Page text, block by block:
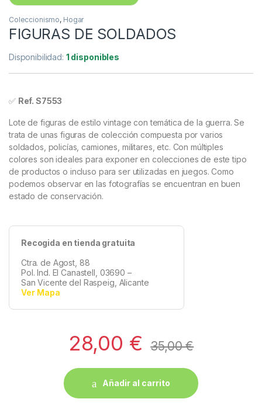
Coleccionismo, Hogar
FIGURAS DE SOLDADOS
Disponibilidad: 1 disponibles
✅ Ref. S7553
Lote de figuras de estilo vintage con temática de la guerra. Se
trata de unas figuras de colección compuesta por varios
soldados, policías, camiones, militares, etc. Con múltiples
colores son ideales para exponer en colecciones de este tipo
de productos o incluso para ser utilizadas en juegos. Como
podemos observar en las fotografías se encuentran en buen
estado de conservación.
Recogida en tienda gratuita
Ctra. de Agost, 88
Pol. Ind. El Canastell, 03690 –
San Vicente del Raspeig, Alicante
Ver Mapa
28,00 € 35,00€
Añadir al carrito